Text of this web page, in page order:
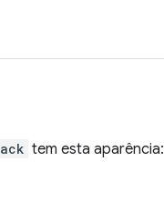
tem esta aparência: